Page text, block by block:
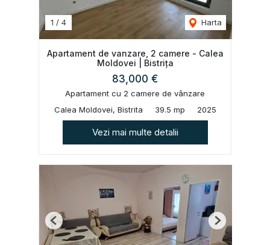
1 / 4 Harta
Apartament de vanzare, 2 camere - Calea
Moldovei | Bistrița
83,000 €
Apartament cu 2 camere de vânzare
Calea Moldovei, Bistrita
39.5 mp 2025
Vezi mai multe detalii
Previous Next